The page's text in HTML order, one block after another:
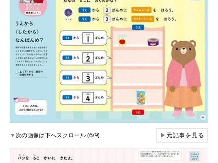
▼次の画像は下へスクロール (6/9) ▶元記事を見る